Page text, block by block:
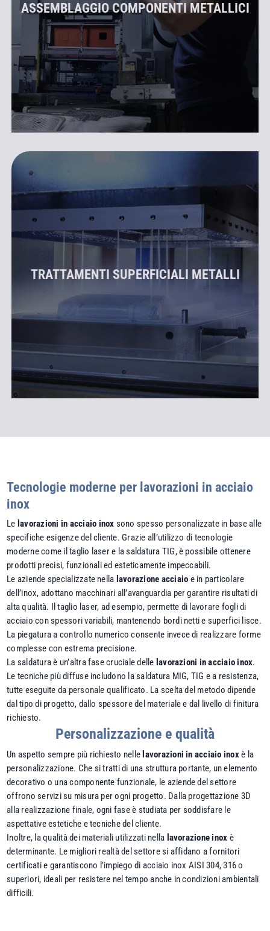
ASSEMBLAGGIO COMPONENTI METALLICI
TRATTAMENTI SUPERFICIALI METALLI
Tecnologie moderne per lavorazioni in acciaio
inox
Le lavorazioni in acciaio inox sono spesso personalizzate in base alle
specifiche esigenze del cliente. Grazie all’utilizzo di tecnologie
moderne come il taglio laser e la saldatura TIG, è possibile ottenere
prodotti precisi, funzionali ed esteticamente impeccabili.
Le aziende specializzate nella lavorazione acciaio e in particolare
dell’inox, adottano macchinari all’avanguardia per garantire risultati di
alta qualità. Il taglio laser, ad esempio, permette di lavorare fogli di
acciaio con spessori variabili, mantenendo bordi netti e superfici lisce.
La piegatura a controllo numerico consente invece di realizzare forme
complesse con estrema precisione.
La saldatura è un’altra fase cruciale delle lavorazioni in acciaio inox.
Le tecniche più diffuse includono la saldatura MIG, TIG e a resistenza,
tutte eseguite da personale qualificato. La scelta del metodo dipende
dal tipo di progetto, dallo spessore del materiale e dal livello di finitura
richiesto.
Personalizzazione e qualità
Un aspetto sempre più richiesto nelle lavorazioni in acciaio inoxè la
personalizzazione. Che si tratti di una struttura portante, un elemento
decorativo o una componente funzionale, le aziende del settore
offrono servizi su misura per ogni progetto. Dalla progettazione 3D
alla realizzazione finale, ogni fase è studiata per soddisfare le
aspettative estetiche e tecniche del cliente.
Inoltre, la qualità dei materiali utilizzati nella lavorazione inox è
determinante. Le migliori realtà del settore si affidano a fornitori
certificati e garantiscono l’impiego di acciaio inox AISI 304, 316 o
superiori, ideali per resistere nel tempo anche in condizioni ambientali
difficili.